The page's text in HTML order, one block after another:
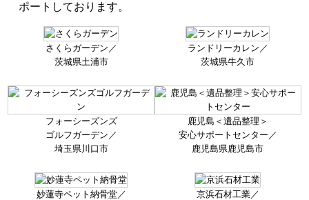
ポートしております。
さくらガーデン／
茨城県土浦市
ランドリーカレン／
茨城県牛久市
フォーシーズンズ
ゴルフガーデン／
埼玉県川口市
鹿児島＜遺品整理＞
安心サポート センター／
鹿児島県鹿児島市
妙蓮寺ペット納骨堂／
京浜石材工業／